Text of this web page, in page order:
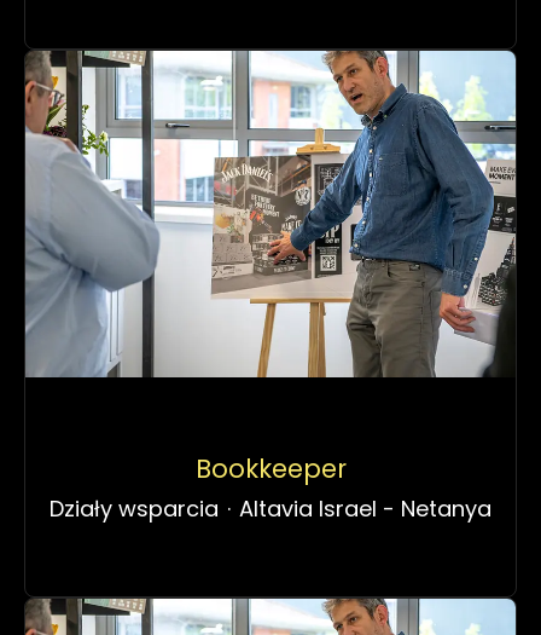
Bookkeeper
Działy wsparcia · Altavia Israel - Netanya